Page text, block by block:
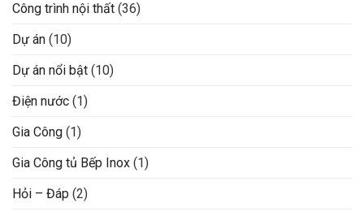
Công trình nội thất (36)
Dự án (10)
Dự án nổi bật (10)
Điện nước (1)
Gia Công (1)
Gia Công tủ Bếp Inox (1)
Hỏi – Đáp (2)